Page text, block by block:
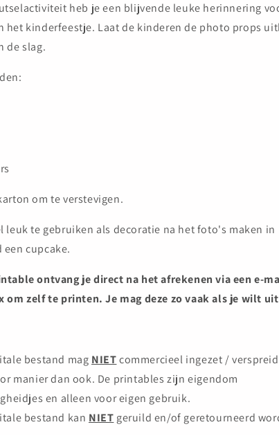
heb je een blijvende leuke herinnering
het kinderfeestje. Laat de kinderen de photo props
de slag.
om te verstevigen.
leuk te gebruiken als decoratie na het foto's maken in
cupcake.
ontvang je direct na het afrekenen via een e-
om zelf te printen. Je mag deze zo vaak als je wilt
bestand mag NIETcommercieel ingezet /
manier dan ook. De printables zijn eigendom
en alleen voor eigen gebruik.
bestand kan NIET geruild en/of geretourneerd